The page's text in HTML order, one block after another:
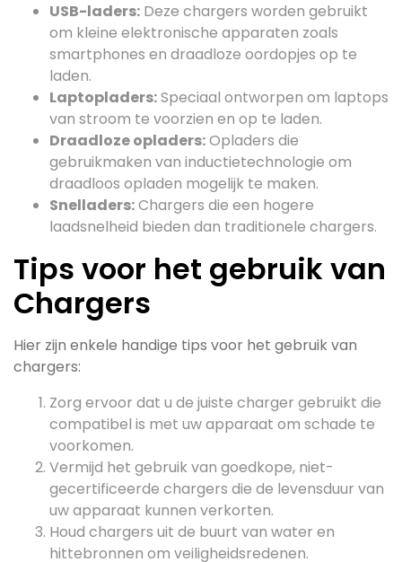
USB-laders: Deze chargers worden gebruikt
om kleine elektronische apparaten zoals
smartphones en draadloze oordopjes op te
laden.
Laptopladers:Speciaal ontworpen om laptops
van stroom te voorzien en op te laden.
Draadloze opladers:Opladers die
gebruikmaken van inductietechnologie om
draadloos opladen mogelijk te maken.
Snelladers:Chargers die een hogere
laadsnelheid bieden dan traditionele chargers.
Tips voor het gebruik van
Chargers
Hier zijn enkele handige tips voor het gebruik van
chargers:
Zorg ervoor dat u de juiste charger gebruikt die
compatibel is met uw apparaat om schade te
voorkomen.
Vermijd het gebruik van goedkope, niet-
gecertificeerde chargers die de levensduur van
uw apparaat kunnen verkorten.
Houd chargers uit de buurt van water en
hittebronnen om veiligheidsredenen.